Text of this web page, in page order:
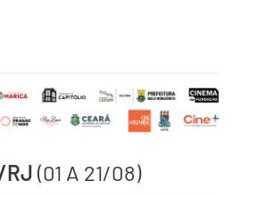
RJ (01 A 21/08)